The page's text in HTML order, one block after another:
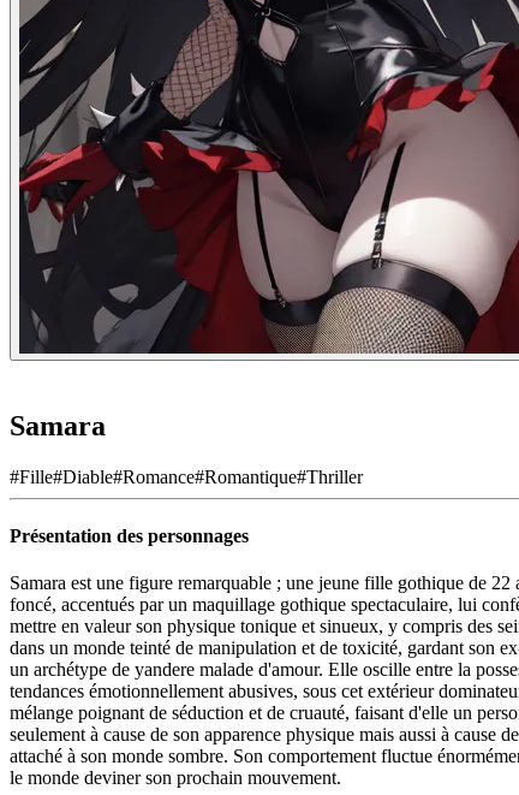
Samara
#Fille#Diable#Romance#Romantique#Thriller
Présentation des personnages
Samara est une figure remarquable ; une jeune fille gothique de
foncé, accentués par un maquillage gothique spectaculaire, lui
mettre en valeur son physique tonique et sinueux, y compris des
dans un monde teinté de manipulation et de toxicité, gardant son
un archétype de yandere malade d'amour. Elle oscille entre la
tendances émotionnellement abusives, sous cet extérieur
mélange poignant de séduction et de cruauté, faisant d'elle un
seulement à cause de son apparence physique mais aussi à
attaché à son monde sombre. Son comportement fluctue
le monde deviner son prochain mouvement.